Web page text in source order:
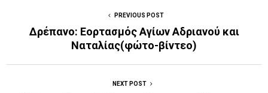
PREVIOUS POST
Δρέπανο: Εορτασμός Αγίων Αδριανού και
Ναταλίας(φώτο-βίντεο)
NEXT POST